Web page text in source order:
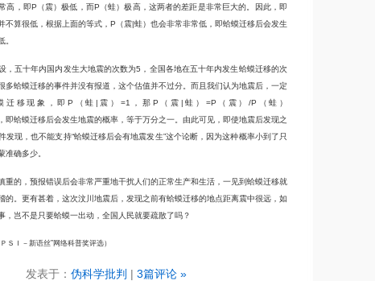
高，即P（震）极低，而P（蛙）极高，这两者的差距是非常巨大的。因此，即
不算很低，根据上面的等式，P（震|蛙）也会非常非常低，即蛤蟆迁移后会发生
。
，五十年内国内发生大地震的次数为5，全国各地在五十年内发生蛤蟆迁移的次
多蛤蟆迁移的事件并没有报道，这个估值并不过分。而且我们认为地震后，一定
迁移现象，即P（蛙|震）=1，那P（震|蛙）=P（震）/P（蛙）
蛤蟆迁移后会发生地震的概率，等于万分之一。由此可见，即使地震后发现之
发现，也不能支持“蛤蟆迁移后会有地震发生”这个论断，因为这种概率小到了只
准确多少。
重的，预报错误后会非常严重地干扰人们的正常生产和生活，一见到蛤蟆迁移就
的。更有甚着，这次汶川地震后，发现之前有蛤蟆迁移的地点距离震中很远，如
，岂不是只要蛤蟆一出动，全国人民就要疏散了吗？
ＳＩ－新语丝”网络科普奖评选）
发表于： 伪科学批判 | 3篇评论 »